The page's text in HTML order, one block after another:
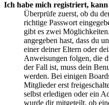
Ich habe mich registriert,
Überprüfe zuerst, ob du
richtige Passwort
gibt es zwei
angegeben hast, dass du
einer deiner Eltern oder
Anweisungen folgen, die
der Fall ist, muss dein
werden. Bei einigen
Mitglieder erst
selbst erledigen oder ein
wurde dir mitgeteilt, ob